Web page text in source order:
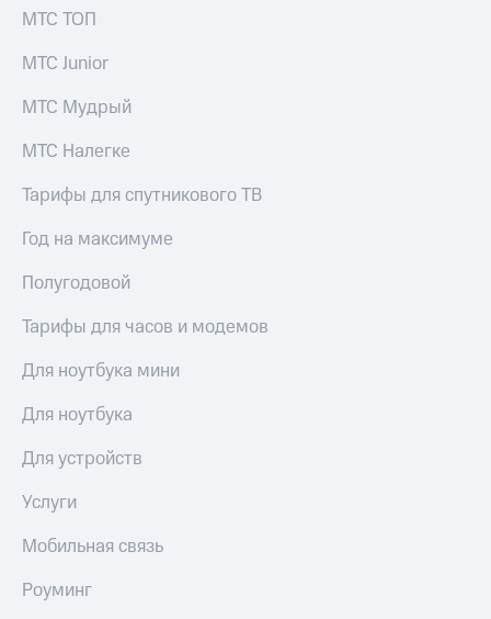
МТС ТОП
МТС Junior
МТС Мудрый
МТС Налегке
Тарифы для спутникового ТВ
Год на максимуме
Полугодовой
Тарифы для часов и модемов
Для ноутбука мини
Для ноутбука
Для устройств
Услуги
Мобильная связь
Роуминг